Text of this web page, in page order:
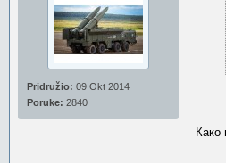
Pridružio: 09 Okt 2014
Poruke: 2840
Како